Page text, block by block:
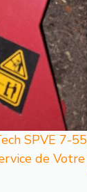
SPVE 7-55
de Votre